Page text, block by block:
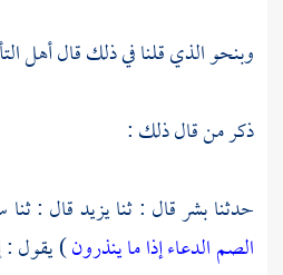
وبنحو الذي قلنا في ذلك قال أهل
ذكر من قال ذلك :
حدثنابشرقال : ثنايزيدقال : ثنا
الصم الدعاء إذا ما ينذرون) يقول :